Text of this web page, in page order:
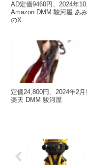
AD定価9460円、2024年
Amazon DMM 駿河屋 あ
のX
定価24,800円、2024年2
楽天 DMM 駿河屋